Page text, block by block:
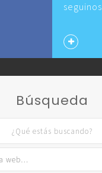
seguinos
Búsqueda